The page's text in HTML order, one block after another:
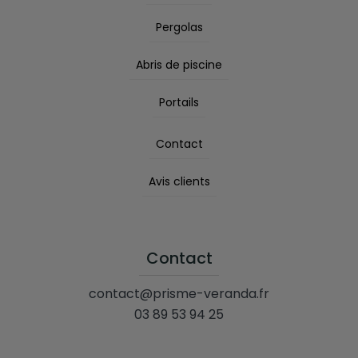
Pergolas
Abris de piscine
Portails
Contact
Avis clients
Contact
contact@prisme-veranda.fr
03 89 53 94 25